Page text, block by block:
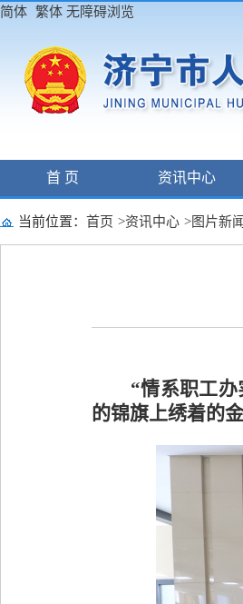
简体 繁体 无障碍浏览
首 页 资讯中心
当前位置： 首页 >资讯中心 >图片新闻
“情系职工
的锦旗上绣着的